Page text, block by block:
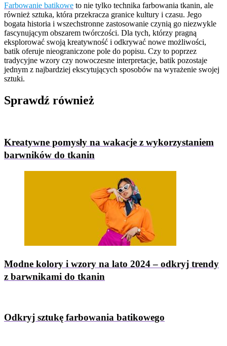
Farbowanie batikowe to nie tylko technika farbowania tkanin, ale
również sztuka, która przekracza granice kultury i czasu. Jego
bogata historia i wszechstronne zastosowanie czynią go niezwykle
fascynującym obszarem twórczości. Dla tych, którzy pragną
eksplorować swoją kreatywność i odkrywać nowe możliwości,
batik oferuje nieograniczone pole do popisu. Czy to poprzez
tradycyjne wzory czy nowoczesne interpretacje, batik pozostaje
jednym z najbardziej ekscytujących sposobów na wyrażenie swojej
sztuki.
Sprawdź również
Kreatywne pomysły na wakacje z wykorzystaniem
barwników do tkanin
Modne kolory i wzory na lato 2024 – odkryj trendy
z barwnikami do tkanin
Odkryj sztukę farbowania batikowego